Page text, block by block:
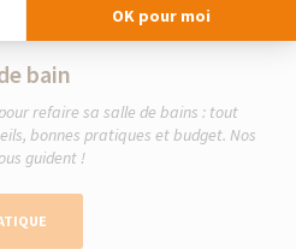
bain
refaire sa salle de bains : tout
bonnes pratiques et budget. Nos
guident !
OK pour moi